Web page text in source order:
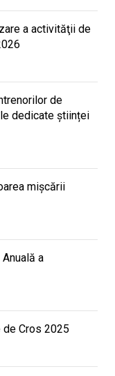
a activităţii de
de
dedicate științei
mișcării
a
de Cros 2025